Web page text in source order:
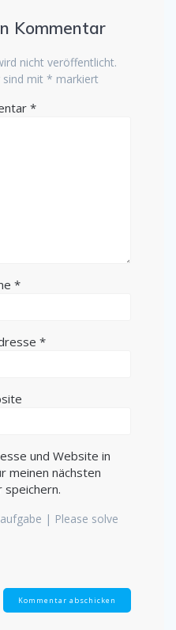
Kommentar
nicht veröffentlicht.
sind mit * markiert
*
*
*
und Website in
meinen nächsten
speichern.
| Please solve